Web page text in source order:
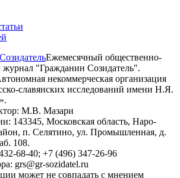
Ежемесячный общественно-
журнал "Гражданин Созидатель".
некоммерческая организация
славянских исследований имени Н.Я.
М.В. Мазари
143345, Московская область, Наро-
п. Селятино, ул. Промышленная, д.
108.
68-40; +7 (496) 347-26-96
grs@gr-sozidatel.ru
может не совпадать с мнением